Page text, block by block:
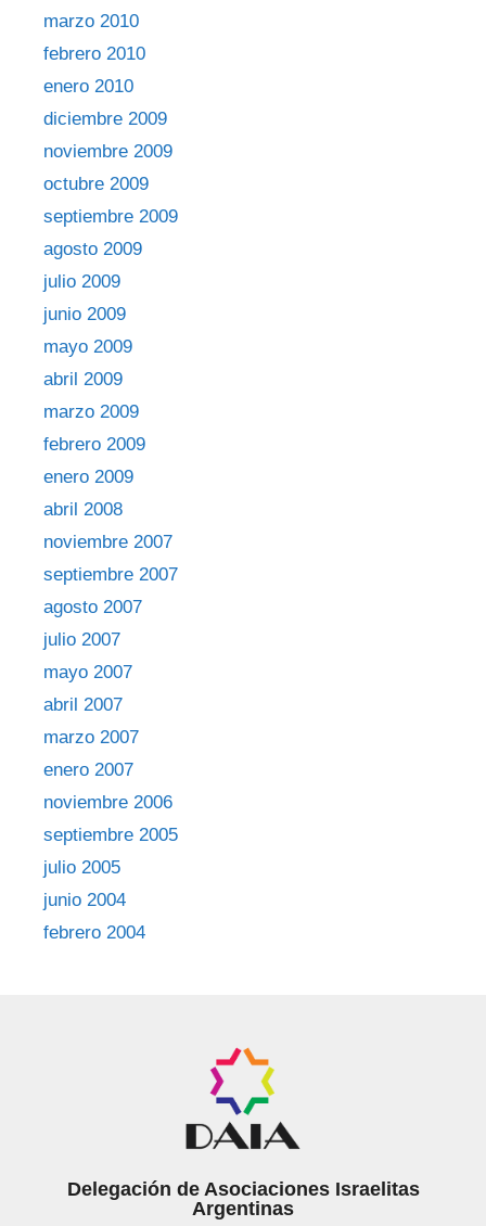
marzo 2010
febrero 2010
enero 2010
diciembre 2009
noviembre 2009
octubre 2009
septiembre 2009
agosto 2009
julio 2009
junio 2009
mayo 2009
abril 2009
marzo 2009
febrero 2009
enero 2009
abril 2008
noviembre 2007
septiembre 2007
agosto 2007
julio 2007
mayo 2007
abril 2007
marzo 2007
enero 2007
noviembre 2006
septiembre 2005
julio 2005
junio 2004
febrero 2004
Delegación de Asociaciones Israelitas
Argentinas